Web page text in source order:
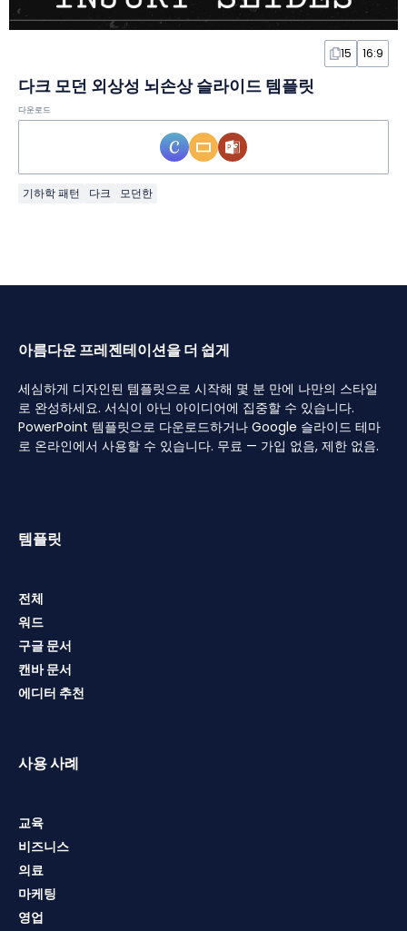
15 16:9
다크 모던 외상성 뇌손상 슬라이드 템플릿
다운로드
기하학 패턴 다크 모던한
아름다운 프레젠테이션을 더 쉽게
세심하게 디자인된 템플릿으로 시작해 몇 분 만에 나만의 스타일
로 완성하세요. 서식이 아닌 아이디어에 집중할 수 있습니다.
PowerPoint 템플릿으로 다운로드하거나 Google 슬라이드 테마
로 온라인에서 사용할 수 있습니다. 무료 — 가입 없음, 제한 없음.
템플릿
전체
워드
구글 문서
캔바 문서
에디터 추천
사용 사례
교육
비즈니스
의료
마케팅
영업